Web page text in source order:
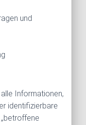
und
Informationen,
identifizierbare